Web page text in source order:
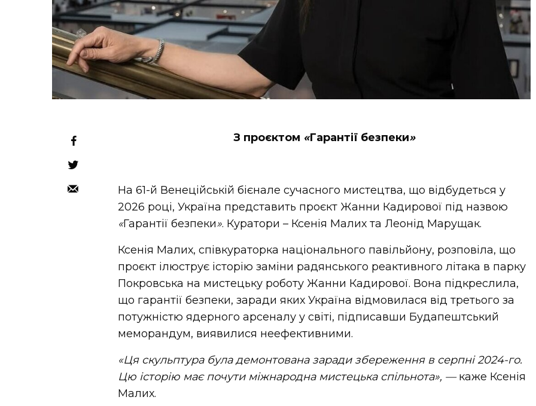
З проєктом «Гарантії безпеки»
На 61-й Венеційській бієнале сучасного мистецтва, що відбудеться у
2026 році, Україна представить проєкт Жанни Кадирової під назвою
«Гарантії безпеки». Куратори – Ксенія Малих та Леонід Марущак.
Ксенія Малих, співкураторка національного павільйону, розповіла, що
проєкт ілюструє історію заміни радянського реактивного літака в парку
Покровська на мистецьку роботу Жанни Кадирової. Вона підкреслила,
що гарантії безпеки, заради яких Україна відмовилася від третього за
потужністю ядерного арсеналу у світі, підписавши Будапештський
меморандум, виявилися неефективними.
«Ця скульптура була демонтована заради збереження в серпні 2024-го.
Цю історію має почути міжнародна мистецька спільнота», —каже Ксенія
Малих.